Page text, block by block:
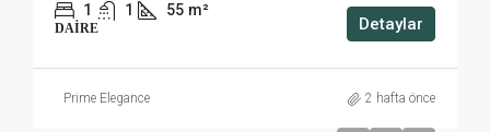
1 1 55 m²
DAIRE Detaylar
Prime Elegance 2 hafta önce